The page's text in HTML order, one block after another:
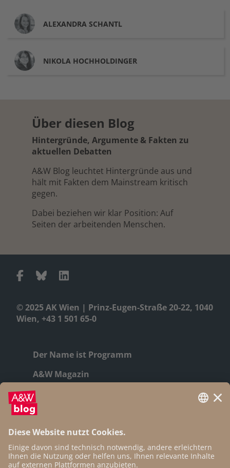
ALEXANDRA SCHANTL
NIKOLA HOCHHOLDINGER
© 2025 AK Wien | Prinz-Eugen-Straße 20-22, 1040
Wien, +43 1 501 65-0
Der Name ist Programm
A&W Magazin
Geschichte
Autor:innen
Newsletter
Über diesen Blog
Hintergründe, Argumente & Fakten zu
aktuellen Debatten
A&W Blog leuchtet Hintergründe aus und
hält mit Fakten dem Mainstream kritisch
gegen.
Dabei beziehen wir klar Position: Auf
Seiten der arbeitenden Menschen.